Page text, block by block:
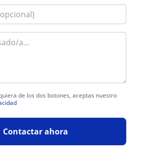
de los dos botones, aceptas nuestro
Contactar ahora